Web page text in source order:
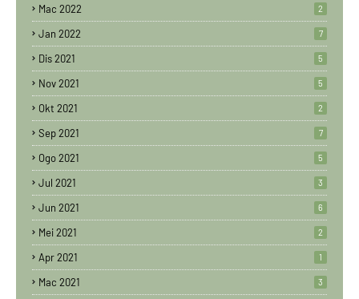
Mac 2022 2
Jan 2022 7
Dis 2021 5
Nov 2021 5
Okt 2021 2
Sep 2021 7
Ogo 2021 5
Jul 2021 3
Jun 2021 6
Mei 2021 2
Apr 2021 1
Mac 2021 3